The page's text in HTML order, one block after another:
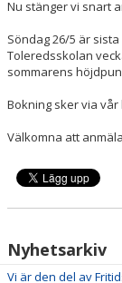
Nu stänger vi snart
Söndag 26/5 är
Toleredsskolan
sommarens
Bokning sker via
Välkomna att
Nyhetsarkiv
Vi är den del av